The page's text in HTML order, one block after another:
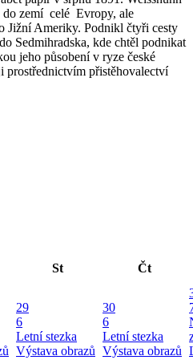
do zemí celé Evropy, ale
Jižní Ameriky. Podnikl čtyři cesty
Sedmihradska, kde chtěl podnikat
jeho působení v ryze české
prostřednictvím přistěhovalectví
St Čt
29
6
Letní stezka
Výstava obrazů
30
6
Letní stezka
Výstava obrazů